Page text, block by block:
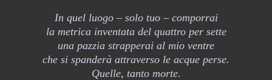
In quel luogo – solo tuo – comporrai
la metrica inventata del quattro per sette
una pazzia strapperai al mio ventre
che si spanderà attraverso le acque perse.
Quelle, tanto morte.